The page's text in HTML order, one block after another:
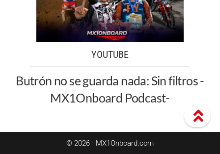
YOUTUBE
Butrón no se guarda nada: Sin filtros -
MX1Onboard Podcast-
© 2026 · MX1Onboard.com